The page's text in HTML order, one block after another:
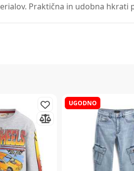
Praktična in udobna hkrati
UGODNO